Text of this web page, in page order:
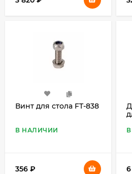
Винт для стола FT-838
В НАЛИЧИИ
356 ₽